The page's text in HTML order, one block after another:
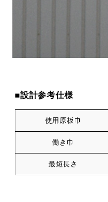
■設計参考仕様
使用原板巾
働き巾
最短長さ